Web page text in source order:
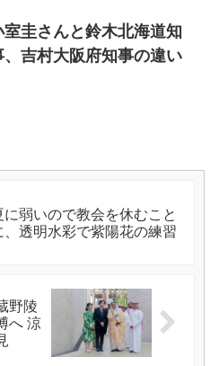
室圭さんと鈴木北海道知
、吉村大阪府知事の違い
に弱いので教会を休むこと
、透明水彩で紫陽花の練習
野陵
へ 涼